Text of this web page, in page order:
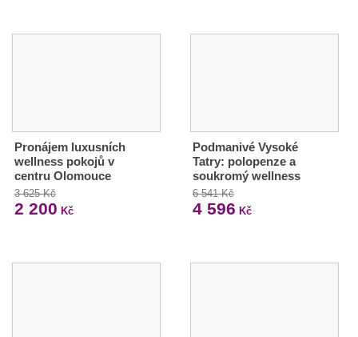
Pronájem luxusních
wellness pokojů v
centru Olomouce
3 625 Kč
2 200 Kč
Podmanivé Vysoké
Tatry: polopenze a
soukromý wellness
6 541 Kč
4 596 Kč